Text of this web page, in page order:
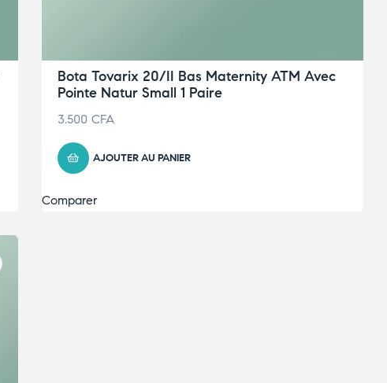
Bota Tovarix 20/II Bas Maternity ATM Avec
Pointe Natur Small 1 Paire
3.500 CFA
AJOUTER AU PANIER
Comparer